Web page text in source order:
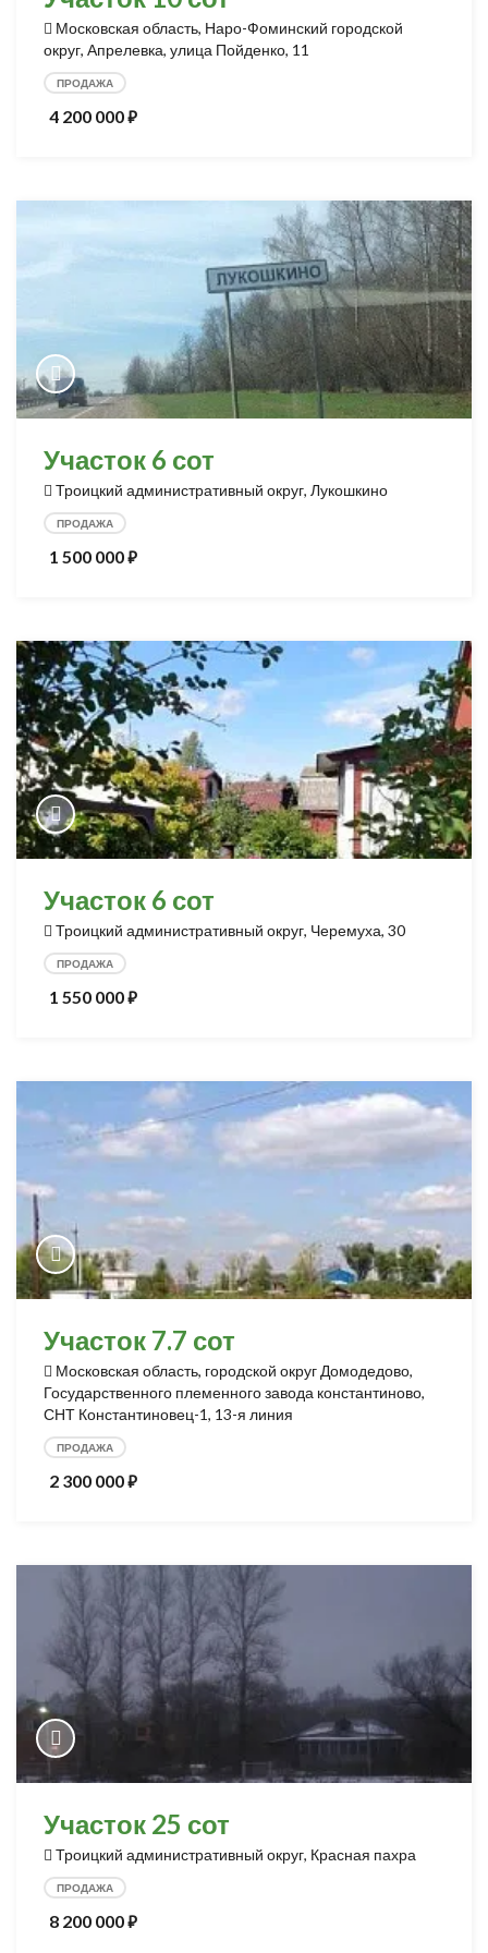
Московская область, Наро-Фоминский городской
округ, Апрелевка, улица Пойденко, 11
ПРОДАЖА
4 200 000⃏
Участок 6 сот
Троицкий административный округ, Лукошкино
ПРОДАЖА
1 500 000⃏
Участок 6 сот
Троицкий административный округ, Черемуха, 30
ПРОДАЖА
1 550 000⃏
Участок 7.7 сот
Московская область, городской округ Домодедово,
Государственного племенного завода константиново,
СНТ Константиновец-1, 13-я линия
ПРОДАЖА
2 300 000⃏
Участок 25 сот
Троицкий административный округ, Красная пахра
ПРОДАЖА
8 200 000⃏